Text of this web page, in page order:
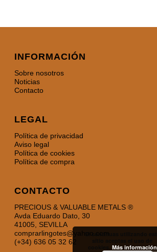
INFORMACIÓN
Sobre nosotros
Noticias
Contacto
LEGAL
Política de privacidad
Aviso legal
Política de cookies
Política de compra
CONTACTO
PRECIOUS & VALUABLE METALS ®
Avda Eduardo Dato, 30
41005, SEVILLA
comprarlingotes@yahoo.com
(+34) 636 05 32 62
Si continuas utilizando este
Más información